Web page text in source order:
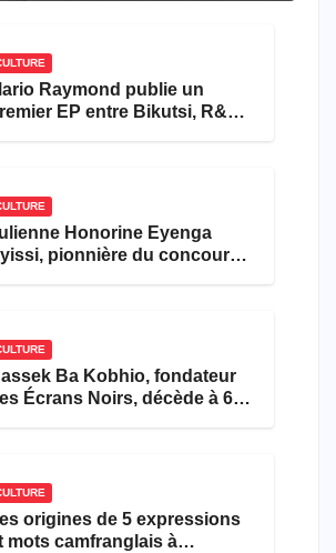
Raymond publie un
EP entre Bikutsi, R&B
Honorine Eyenga
pionnière du concours
Ba Kobhio, fondateur
Écrans Noirs, décède à 69
origines de 5 expressions
mots camfranglais à